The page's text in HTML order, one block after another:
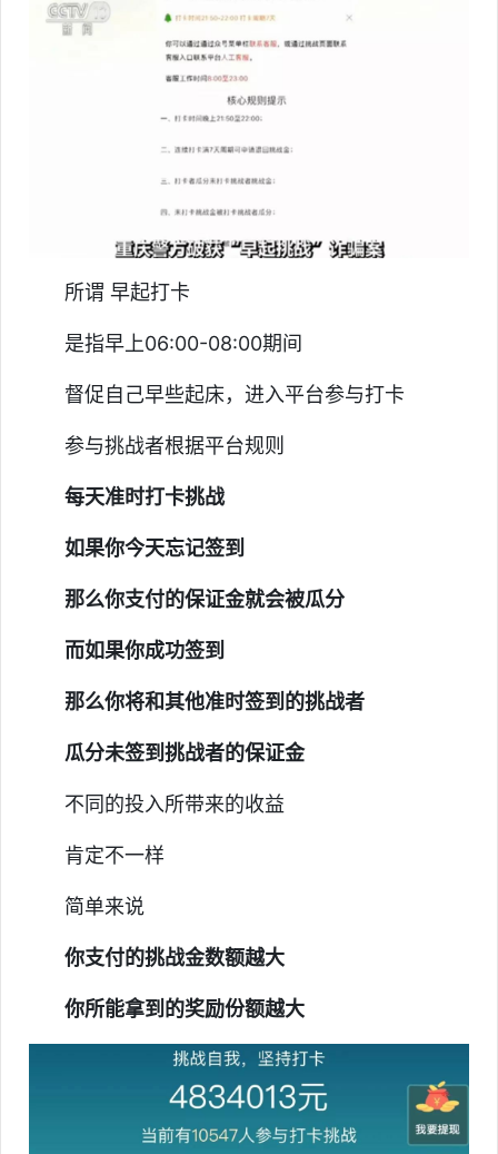
所谓 早起打卡
是指早上06:00-08:00期间
督促自己早些起床，进入平台参与打卡
参与挑战者根据平台规则
每天准时打卡挑战
如果你今天忘记签到
那么你支付的保证金就会被瓜分
而如果你成功签到
那么你将和其他准时签到的挑战者
瓜分未签到挑战者的保证金
不同的投入所带来的收益
肯定不一样
简单来说
你支付的挑战金数额越大
你所能拿到的奖励份额越大